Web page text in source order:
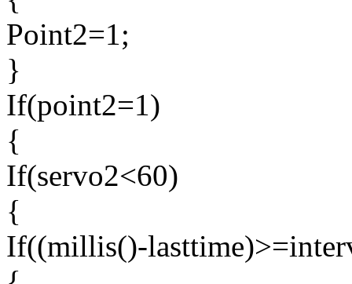
Point2=1;
}
If(point2=1)
{
If(servo2<60)
{
If((millis()-